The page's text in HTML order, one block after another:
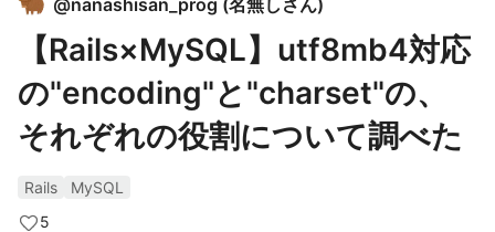
@nanashisan_prog (名無しさん)
【Rails×MySQL】utf8mb4対応
の"encoding"と"charset"の、
それぞれの役割について調べた
Rails
MySQL
5